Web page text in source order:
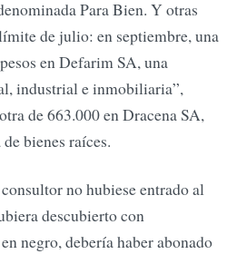
Para Bien. Y otras
de julio: en septiembre, una
en Defarim SA, una
industrial e inmobiliaria”,
de 663.000 en Dracena SA,
bienes raíces.
no hubiese entrado al
descubierto con
negro, debería haber abonado